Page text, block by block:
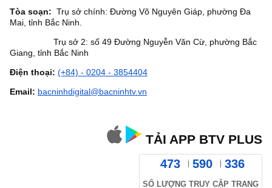
Tòa soạn: Trụ sở chính: Đường Võ Nguyên Giáp, phường Đa
Mai, tỉnh Bắc Ninh.
Trụ sở 2: số 49 Đường Nguyễn Văn Cừ, phường Bắc
Giang, tỉnh Bắc Ninh
Điện thoại: (+84) - 0204 - 3854404
Email: bacninhdigital@bacninhtv.vn
TẢI APP BTV PLUS
473 590 336
SỐ LƯỢNG TRUY CẬP TRANG